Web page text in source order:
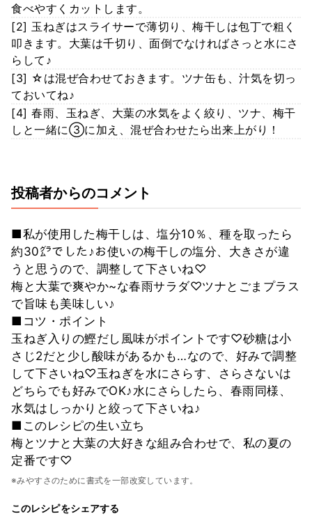
食べやすくカットします。
[2] 玉ねぎはスライサーで薄切り、梅干しは包丁で粗く
叩きます。大葉は千切り、面倒でなければさっと水にさ
らして♪
[3] ☆は混ぜ合わせておきます。ツナ缶も、汁気を切っ
ておいてね♪
[4] 春雨、玉ねぎ、大葉の水気をよく絞り、ツナ、梅干
しと一緒に③に加え、混ぜ合わせたら出来上がり！
投稿者からのコメント
■私が使用した梅干しは、塩分10％、種を取ったら
約30㌘でした♪お使いの梅干しの塩分、大きさが違
うと思うので、調整して下さいね♡
梅と大葉で爽やか~な春雨サラダ♡ツナとごまプラス
で旨味も美味しい♪
■コツ・ポイント
玉ねぎ入りの鰹だし風味がポイントです♡砂糖は小
さじ2だと少し酸味があるかも…なので、好みで調整
して下さいね♡玉ねぎを水にさらす、さらさないは
どちらでも好みでOK♪水にさらしたら、春雨同様、
水気はしっかりと絞って下さいね♪
■このレシピの生い立ち
梅とツナと大葉の大好きな組み合わせで、私の夏の
定番です♡
※みやすさのために書式を一部改変しています。
このレシピをシェアする